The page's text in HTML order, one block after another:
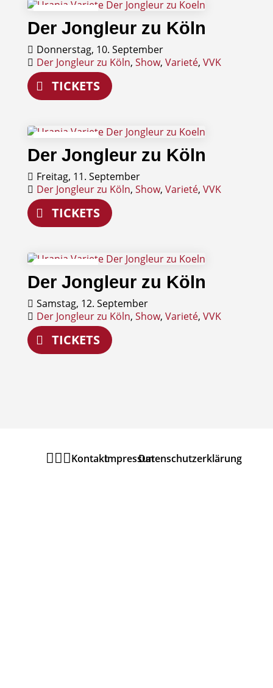
10
September
Der Jongleur zu Köln
Donnerstag, 10. September
Der Jongleur zu Köln, Show, Varieté, VVK
TICKETS
11
September
Der Jongleur zu Köln
Freitag, 11. September
Der Jongleur zu Köln, Show, Varieté, VVK
TICKETS
12
September
Der Jongleur zu Köln
Samstag, 12. September
Der Jongleur zu Köln, Show, Varieté, VVK
TICKETS
KontaktImpressumDatenschutzerklärung